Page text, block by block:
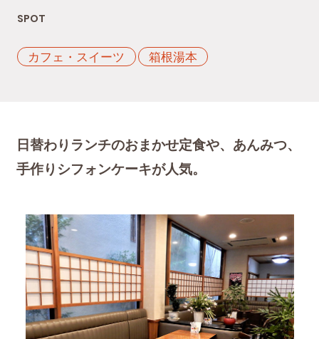
SPOT
カフェ・スイーツ 箱根湯本
日替わりランチのおまかせ定食や、あんみつ、
手作りシフォンケーキが人気。